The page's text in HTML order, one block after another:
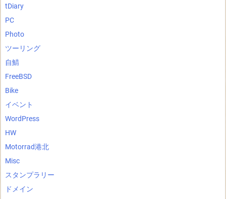
tDiary
PC
Photo
ツーリング
自鯖
FreeBSD
Bike
イベント
WordPress
HW
Motorrad港北
Misc
スタンプラリー
ドメイン